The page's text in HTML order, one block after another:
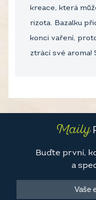
kreace, která
rizota. Bazalku
konci vaření,
ztrácí své aroma!
Maily
Buďte první,
a